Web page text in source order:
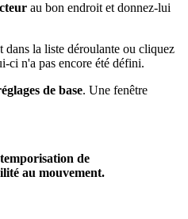
au bon endroit et donnez-lui
dans la liste déroulante ou cliquez
ci n'a pas encore été défini.
de base. Une fenêtre
temporisation de
au mouvement.